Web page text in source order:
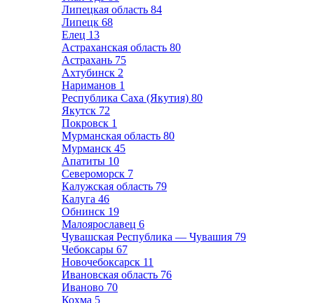
Липецкая область 84
Липецк 68
Елец 13
Астраханская область 80
Астрахань 75
Ахтубинск 2
Нариманов 1
Республика Саха (Якутия) 80
Якутск 72
Покровск 1
Мурманская область 80
Мурманск 45
Апатиты 10
Североморск 7
Калужская область 79
Калуга 46
Обнинск 19
Малоярославец 6
Чувашская Республика — Чувашия 79
Чебоксары 67
Новочебоксарск 11
Ивановская область 76
Иваново 70
Кохма 5